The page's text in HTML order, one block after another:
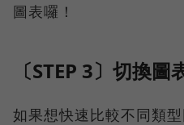
圖表囉！
〔STEP 3〕切換圖
如果想快速比較不同類